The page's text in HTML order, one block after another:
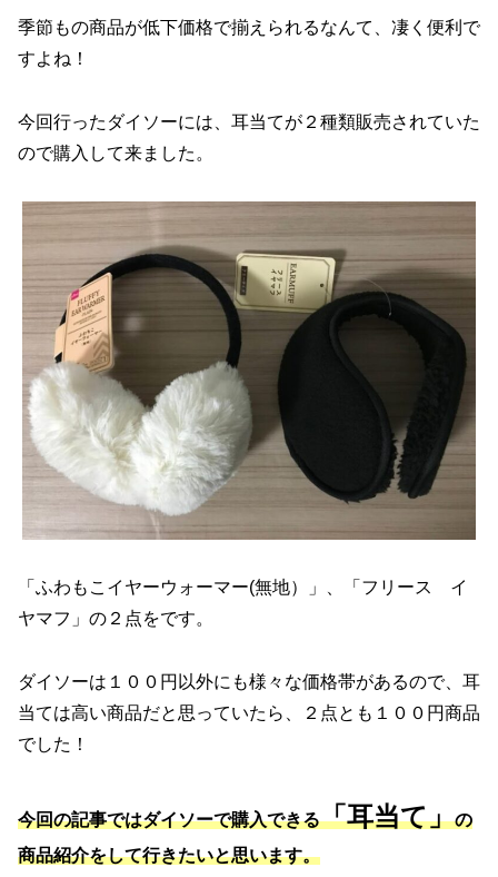
季節もの商品が低下価格で揃えられるなんて、凄く便利で
すよね！
今回行ったダイソーには、耳当てが２種類販売されていた
ので購入して来ました。
「ふわもこイヤーウォーマー(無地）」、「フリース イ
ヤマフ」の２点をです。
ダイソーは１００円以外にも様々な価格帯があるので、耳
当ては高い商品だと思っていたら、２点とも１００円商品
でした！
今回の記事ではダイソーで購入できる「耳当て」の
商品紹介をして行きたいと思います。